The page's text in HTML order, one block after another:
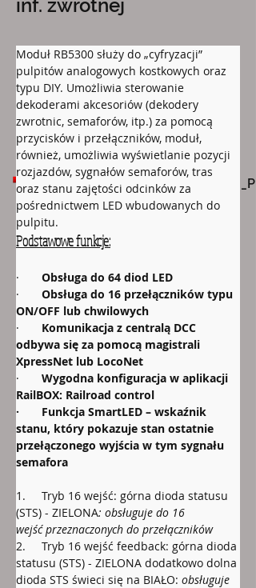
Pliki do pobrania:
inf. zwrotnej
Moduł RB5300 służy do „cyfryzacji”
pulpitów analogowych kostkowych oraz
typu DIY. Umożliwia sterowanie
dekoderami akcesoriów (dekodery
zwrotnic, semaforów, itp.) za pomocą
przycisków i przełączników, moduł,
również, umożliwia wyświetlanie pozycji
rozjazdów, sygnałów semaforów, tras
oraz stanu zajętości odcinków za
pośrednictwem LED wbudowanych do
pulpitu.
Podstawowe funkcje:
· Obsługa do 64 diod LED
· Obsługa do 16 przełączników typu
ON/OFF lub chwilowych
· Komunikacja z centralą DCC
odbywa się za pomocą magistrali
XpressNet lub LocoNet
· Wygodna konfiguracja w aplikacji
RailBOX: Railroad control
·       Funkcja SmartLED – wskaźnik
stanu, który pokazuje stan ostatnie
przełączonego wyjścia w tym sygnału
semafora
1.     Tryb 16 wejść: górna dioda statusu
(STS) - ZIELONA: obsługuje do 16
wejść przeznaczonych do przełączników
2.     Tryb 16 wejść feedback: górna dioda
statusu (STS) - ZIELONA dodatkowo dolna
dioda STS świeci się na BIAŁO: obsługuje